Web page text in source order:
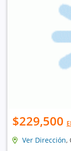
$229,500
Ver Dirección,